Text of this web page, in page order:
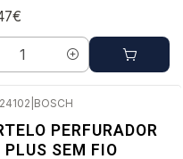
em 48 a 96 horas úteis
BOSCH
PERFURADOR
PLUS SEM FIO